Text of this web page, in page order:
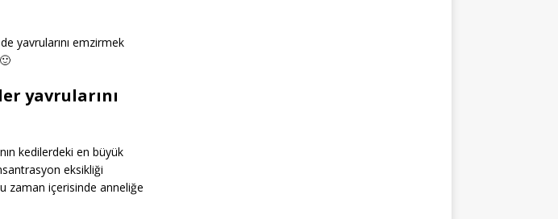
de yavrularını emzirmek
yavrularını
kedilerdeki en büyük
eksikliği
zaman içerisinde anneliğe